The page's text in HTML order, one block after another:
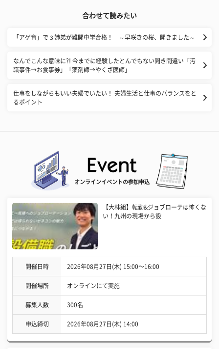
合わせて読みたい
「アゲ育」で３姉弟が難関中学合格！ ～早咲きの桜、開きました～
なんでこんな意味に?! 今までに経験したとんでもない聞き間違い「汚
職事件→お食事券」「薬剤師→やくざ医師」
仕事をしながらもいい夫婦でいたい！ 夫婦生活と仕事のバランスをと
るポイント
オンラインイベントの参加申込
【大林組】転勤&ジョブローテは怖くな
い！九州の現場から設
開催日時 2026年08月27日(木) 15:00〜16:00
開催場所 オンラインにて実施
募集人数 300名
申込締切 2026年08月27日(木) 14:00